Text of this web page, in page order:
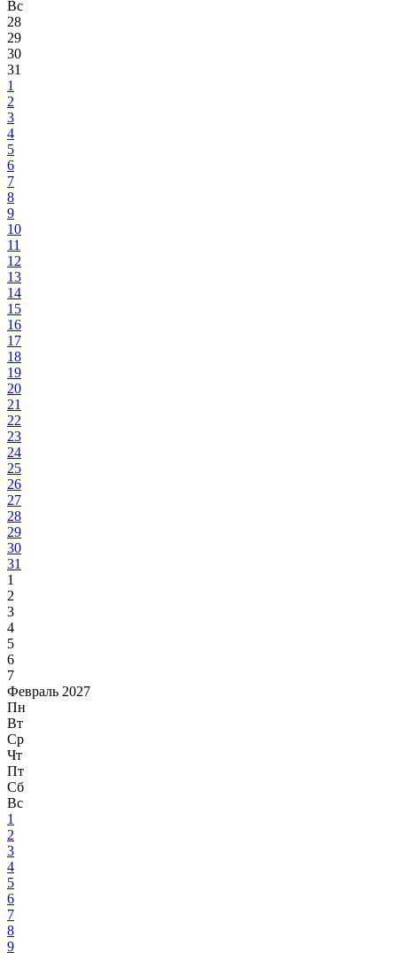
Вс
28
29
30
31
1
2
3
4
5
6
7
8
9
10
11
12
13
14
15
16
17
18
19
20
21
22
23
24
25
26
27
28
29
30
31
1
2
3
4
5
6
7
Февраль 2027
Пн
Вт
Ср
Чт
Пт
Сб
Вс
1
2
3
4
5
6
7
8
9